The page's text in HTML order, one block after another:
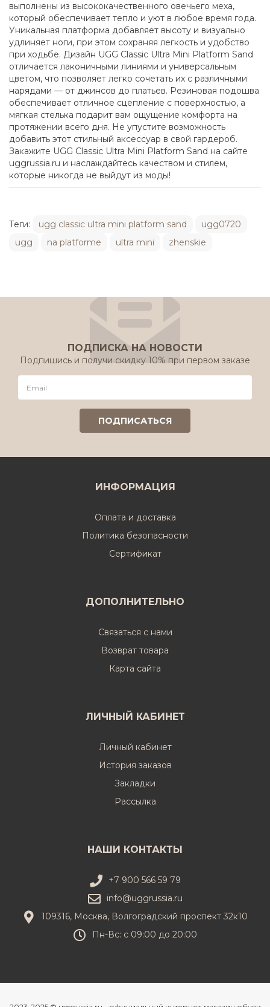
выполнены из высококачественного овечьего меха,
который обеспечивает тепло и уют в любое время года.
Уникальная платформа добавляет высоту и визуально
удлиняет ноги, при этом сохраняя легкость и удобство
при ходьбе. Дизайн UGG Classic Ultra Mini Platform Sand
отличается лаконичными линиями и универсальным
цветом, что позволяет легко сочетать их с различными
нарядами — от джинсов до платьев. Резиновая подошва
обеспечивает отличное сцепление с поверхностью, а
мягкая стелька подарит вам ощущение комфорта на
протяжении всего дня. Не упустите возможность
добавить этот стильный аксессуар в свой гардероб.
Закажите UGG Classic Ultra Mini Platform Sand на сайте
uggrussia.ru и наслаждайтесь качеством и стилем,
которые никогда не выйдут из моды!
Теги: ugg classic ultra mini platform sand
ugg0720
ugg
na platforme ultra mini zhenskie
ПОДПИСКА НА НОВОСТИ
Подпишись и получи скидку 10% при первом заказе
ИНФОРМАЦИЯ
Оплата и доставка
Политика безопасности
Cертификат
ДОПОЛНИТЕЛЬНО
Связаться с нами
Возврат товара
Карта сайта
ЛИЧНЫЙ КАБИНЕТ
Личный кабинет
История заказов
Закладки
Рассылка
НАШИ КОНТАКТЫ
+7 900 566 59 79
info@uggrussia.ru
109316, Москва, Волгоградский проспект 32к10
Пн-Вс: с 09:00 до 20:00